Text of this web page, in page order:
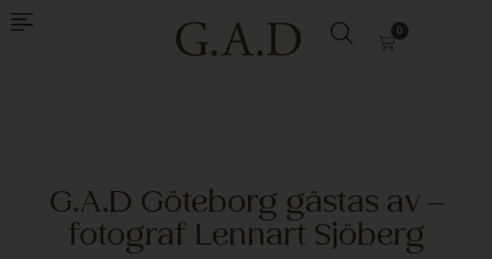
0
G.A.D Göteborg gästas av –
fotograf Lennart Sjöberg